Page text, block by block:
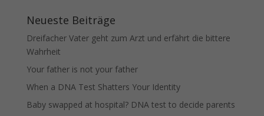
Neueste Beiträge
Dreifacher Vater geht zum Arzt und erfährt die bittere
Wahrheit
Your father is not your father
When a DNA Test Shatters Your Identity
Baby swapped at hospital? DNA test to decide parents